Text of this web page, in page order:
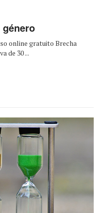
online gratuito Brecha
de 30 ...